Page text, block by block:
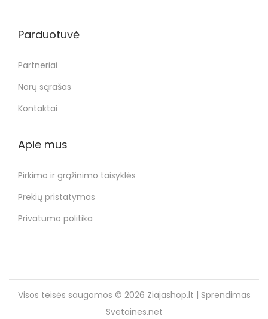
Parduotuvė
Partneriai
Norų sąrašas
Kontaktai
Apie mus
Pirkimo ir grąžinimo taisyklės
Prekių pristatymas
Privatumo politika
Visos teisės saugomos © 2026 Ziajashop.lt | Sprendimas
Svetaines.net